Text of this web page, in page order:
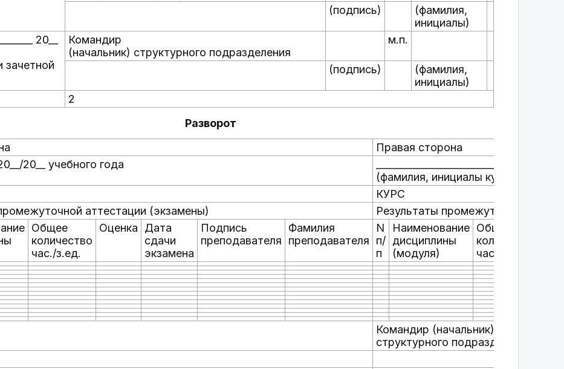
(подпись)
(фамилия,
инициалы)
20__
зачетной
Командир
(начальник) структурного подразделения
м.п.
(подпись)
(фамилия,
инициалы)
2
Разворот
Правая сторона
20__ учебного года
(фамилия, инициалы курсанта)
КУРС
аттестации (экзамены)
Результаты промежуточной
Общее
количество
час./з.ед.
Оценка
Дата
сдачи
экзамена
Подпись
преподавателя
Фамилия
преподавателя
N
п/
п
Наименование
дисциплины
(модуля)
Общее
количество
час./з.ед.
Командир (начальник)
структурного подразделения